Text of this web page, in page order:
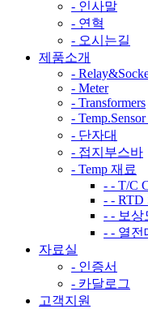
- 인사말
- 연혁
- 오시는길
제품소개
-
- Meter
- Transformers
-
- 단자대
- 접지부스바
- Temp 재료
- - T/C
- - RTD
- - 보상
- - 열전
자료실
- 인증서
- 카달로그
고객지원